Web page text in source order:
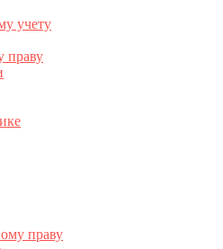
учету
праву
праву